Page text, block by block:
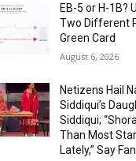
EB-5 or H-1B?
Two Different
Green Card
August 6, 2026
Netizens Hail
Siddiqui’s
Siddiqui;
Than Most Star
Lately,” Say